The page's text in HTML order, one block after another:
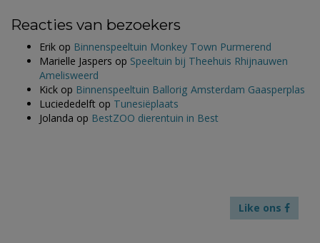
Reacties van bezoekers
Erik op Binnenspeeltuin Monkey Town Purmerend
Marielle Jaspers op Speeltuin bij Theehuis Rhijnauwen
Amelisweerd
Kick op Binnenspeeltuin Ballorig Amsterdam Gaasperplas
Luciededelft op Tunesiëplaats
Jolanda op BestZOO dierentuin in Best
Like ons